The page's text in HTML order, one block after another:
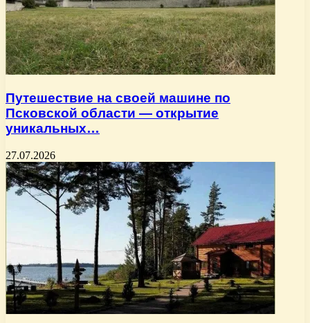
Путешествие на своей машине по
Псковской области — открытие
уникальных…
27.07.2026